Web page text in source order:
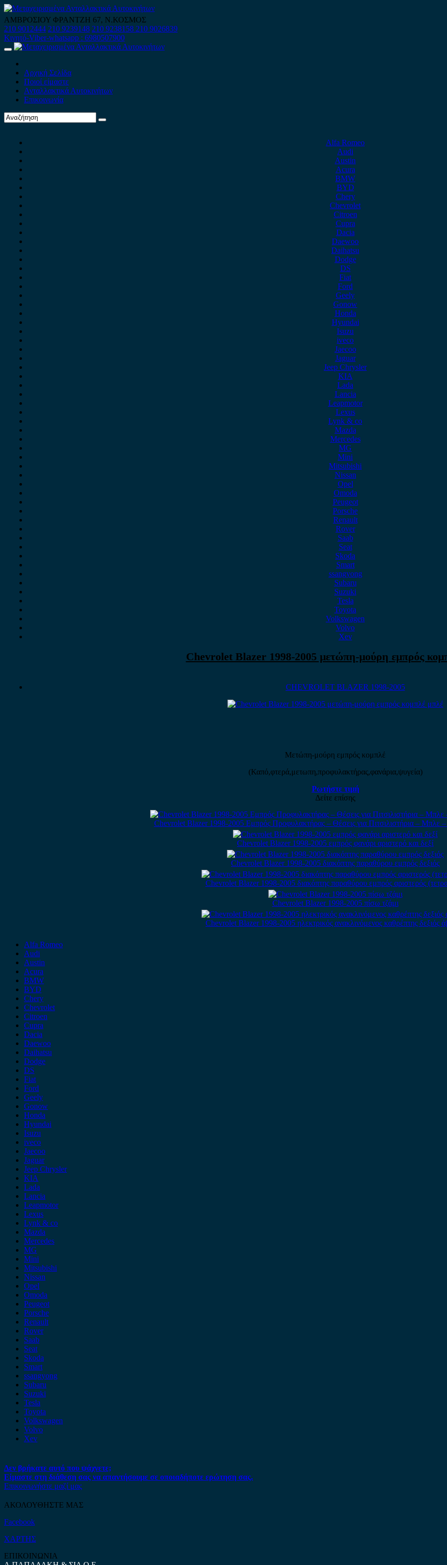
Skip
to
content
ΑΜΒΡΟΣΙΟΥ ΦΡΑΝΤΖΗ 67, Ν.ΚΟΣΜΟΣ
210 9012444 210 9239148 210 9238158 210 9026839
Κινητό-Viber-whatsapp : 6980507900
Primary
Αρχική Σελίδα
Ποιοί είμαστε
Ανταλλακτικά Αυτοκινήτων
Επικοινωνία
Alfa Romeo
Audi
Austin
Acura
BMW
BYD
Chery
Chevrolet
Citroen
Cupra
Dacia
Daewoo
Daihatsu
Dodge
DS
Fiat
Ford
Geely
Gonow
Honda
Hyundai
Isuzu
iveco
Jaecoo
Jaguar
Jeep Chrysler
KIA
Lada
Lancia
Leapmotor
Lexus
Lynk & co
Mazda
Mercedes
MG
Mini
Mitsubishi
Nissan
Opel
Omoda
Peugeot
Porsche
Renault
Rover
Saab
Seat
Skoda
Smart
ssangyong
Subaru
Suzuki
Tesla
Toyota
Volkswagen
Volvo
Xev
Chevrolet Blazer 1998-2005 μετώπη-μούρη εμπρός
CHEVROLET BLAZER 1998-2005
Μετώπη-μούρη εμπρός κομπλέ
(Καπό,φτερά,μετωπη,προφυλακτήρας,φανάρια,ψυγεία)
Ρωτήστε τιμή
Δείτε επίσης
Chevrolet Blazer 1998-2005 Εμπρός Προφυλακτήρας – Θέσεις για Πιτσιλιστήρια –
Chevrolet Blazer 1998-2005 εμπρός φανάρι αριστερό και δεξί
Chevrolet Blazer 1998-2005 διακόπτης παραθύρου εμπρός δεξιός
Chevrolet Blazer 1998-2005 διακόπτης παραθύρου εμπρός αριστερός
Chevrolet Blazer 1998-2005 πίσω τζάμι
Chevrolet Blazer 1998-2005 ηλεκτρικός ανακλινόμενος καθρέπτης δεξιός
Alfa Romeo
Audi
Austin
Acura
BMW
BYD
Chery
Chevrolet
Citroen
Cupra
Dacia
Daewoo
Daihatsu
Dodge
DS
Fiat
Ford
Geely
Gonow
Honda
Hyundai
Isuzu
iveco
Jaecoo
Jaguar
Jeep Chrysler
KIA
Lada
Lancia
Leapmotor
Lexus
Lynk & co
Mazda
Mercedes
MG
Mini
Mitsubishi
Nissan
Opel
Omoda
Peugeot
Porsche
Renault
Rover
Saab
Seat
Skoda
Smart
ssangyong
Subaru
Suzuki
Tesla
Toyota
Volkswagen
Volvo
Xev
Δεν βρήκατε αυτό που ψάχνετε;
Είμαστε στη διάθεση σας να απαντήσουμε σε οποιαδήποτε ερώτηση σας.
Επικοινωνήστε μαζί μας
ΑΚΟΛΟΥΘΗΣΤΕ ΜΑΣ
Facebook
ΧΑΡΤΗΣ
ΕΠΙΚΟΙΝΩΝΙΑ